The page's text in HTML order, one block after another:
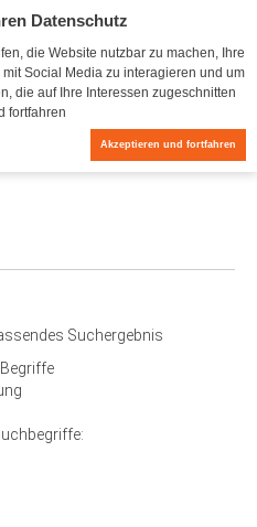
Datenschutz
die Website nutzbar zu machen, Ihre
Social Media zu interagieren und um
die auf Ihre Interessen zugeschnitten
fortfahren
Akzeptieren und fortfahren
Suchergebnis